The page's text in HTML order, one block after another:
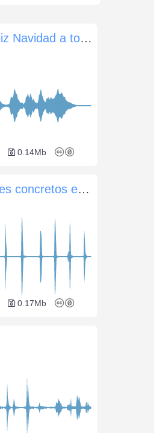
Santa Ho-ho-ho-ho Feliz Navidad a todos
0.14Mb
Descendiendo escalones concretos en tacones
0.17Mb